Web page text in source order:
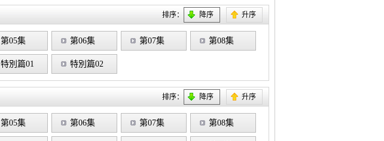
排序： 降序 升序
第05集 第06集 第07集 第08集
特別篇01 特別篇02
排序： 降序 升序
第05集 第06集 第07集 第08集